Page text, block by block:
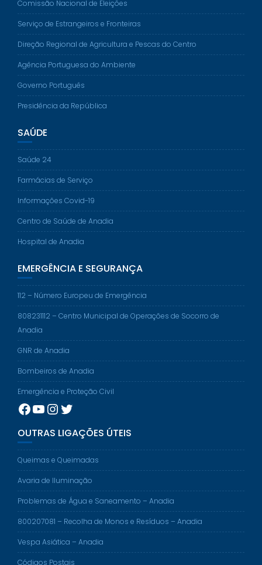
Comissão Nacional de Eleições
Serviço de Estrangeiros e Fronteiras
Direção Regional de Agricultura e Pescas do Centro
Agência Portuguesa do Ambiente
Governo Português
Presidência da República
SAÚDE
Saúde 24
Farmácias de Serviço
Informações Covid-19
Centro de Saúde de Anadia
Hospital de Anadia
EMERGÊNCIA E SEGURANÇA
112 – Número Europeu de Emergência
808231112 – Centro Municipal de Operações de Socorro de
Anadia
GNR de Anadia
Bombeiros de Anadia
Emergência e Proteção Civil
Facebook
YouTube
Instagram
Twitter
OUTRAS LIGAÇÕES ÚTEIS
Queimas e Queimadas
Avaria de Iluminação
Problemas de Água e Saneamento – Anadia
800207081 – Recolha de Monos e Resíduos – Anadia
Vespa Asiática – Anadia
Códigos Postais